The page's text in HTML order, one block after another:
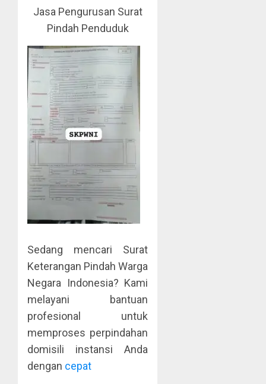
Jasa Pengurusan Surat
Pindah Penduduk
Sedang mencari Surat
Keterangan Pindah Warga
Negara Indonesia? Kami
melayani bantuan
profesional untuk
memproses perpindahan
domisili instansi Anda
dengan cepat